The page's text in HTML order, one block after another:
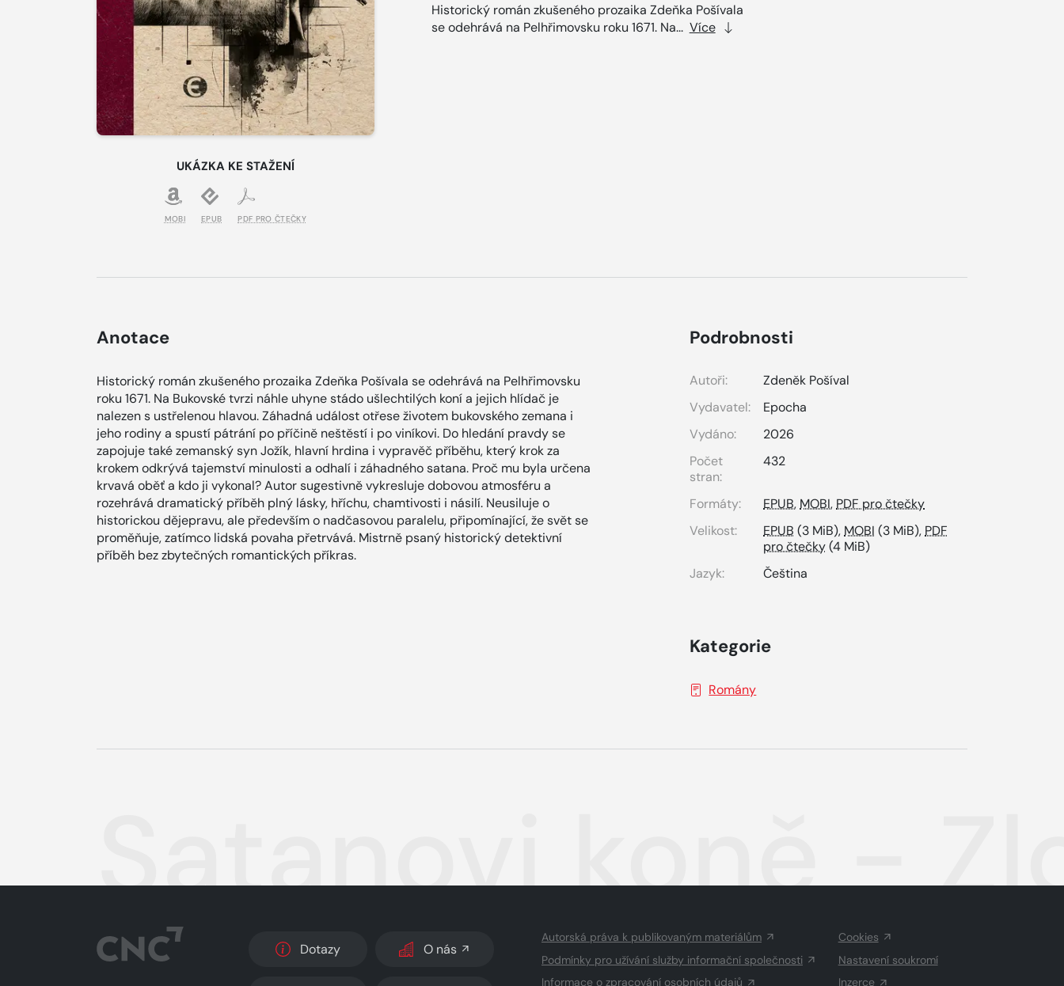
UKÁZKA KE STAŽENÍ
MOBI EPUB PDF PRO ČTEČKY
Historický román zkušeného prozaika Zdeňka Pošívala
se odehrává na Pelhřimovsku roku 1671. Na... Více
Anotace
Historický román zkušeného prozaika Zdeňka Pošívala se odehrává na Pelhřimovsku
roku 1671. Na Bukovské tvrzi náhle uhyne stádo ušlechtilých koní a jejich hlídač je
nalezen s ustřelenou hlavou. Záhadná událost otřese životem bukovského zemana i
jeho rodiny a spustí pátrání po příčině neštěstí i po viníkovi. Do hledání pravdy se
zapojuje také zemanský syn Jožík, hlavní hrdina i vypravěč příběhu, který krok za
krokem odkrývá tajemství minulosti a odhalí i záhadného satana. Proč mu byla určena
krvavá oběť a kdo ji vykonal? Autor sugestivně vykresluje dobovou atmosféru a
rozehrává dramatický příběh plný lásky, hříchu, chamtivosti i násilí. Neusiluje o
historickou dějepravu, ale především o nadčasovou paralelu, připomínající, že svět se
proměňuje, zatímco lidská povaha přetrvává. Mistrně psaný historický detektivní
příběh bez zbytečných romantických příkras.
Podrobnosti
Autoři:
Zdeněk Pošíval
Vydavatel:
Epocha
Vydáno:
2026
Počet
stran:
432
Formáty: EPUB,MOBI,PDF pro čtečky
Velikost:
EPUB (3 MiB),MOBI (3 MiB),PDF
pro čtečky(4 MiB)
Jazyk:
Čeština
Kategorie
Romány
Satanovi koně -
Dotazy O nás
Autorská práva k publikovaným materiálům
Podmínky pro užívání služby informační společnosti
Informace o zpracování osobních údajů
Cookies
Nastavení soukromí
Inzerce